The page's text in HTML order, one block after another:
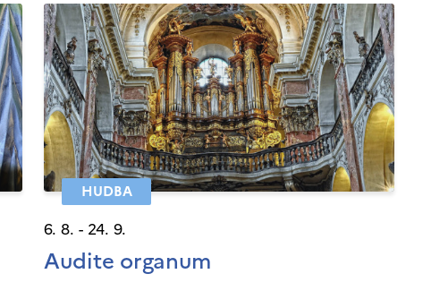
HUDBA
6. 8. - 24. 9.
Audite organum